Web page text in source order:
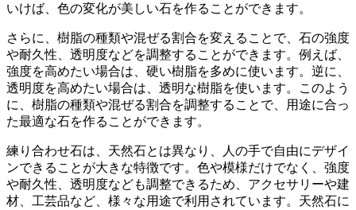
いけば、色の変化が美しい石を作ることができます。
さらに、 樹脂の種類や混ぜる割合を変えることで、石の強度
や耐久性、透明度などを調整することができます。例えば、
強度を高めたい場合は、硬い樹脂を多めに使います。逆に、
透明度を高めたい場合は、透明な樹脂を使います。このよう
に、樹脂の種類や混ぜる割合を調整することで、用途に合っ
た最適な石を作ることができます。
練り合わせ石は、天然石とは異なり、人の手で自由にデザイ
ンできることが大きな特徴です。色や模様だけでなく、強度
や耐久性、透明度なども調整できるため、アクセサリーや建
材、工芸品など、様々な用途で利用されています。天然石に